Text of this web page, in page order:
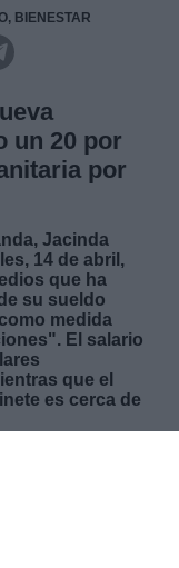
BIENESTAR
un 20 por
por
Jacinda
14 de abril,
que ha
su sueldo
medida
El salario
que el
es cerca de